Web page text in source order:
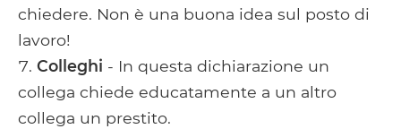
chiedere. Non è una buona idea sul posto di
lavoro!
Colleghi - In questa dichiarazione un
collega chiede educatamente a un altro
collega un prestito.